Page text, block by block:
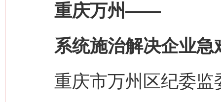
重庆万州——
系统施治解决企业急
重庆市万州区纪委监